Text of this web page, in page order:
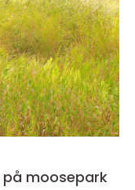
på moosepark